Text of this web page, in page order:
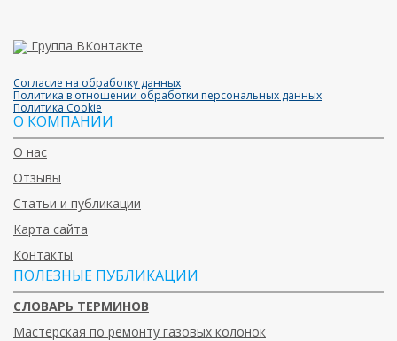
Группа ВКонтакте
Согласие на обработку данных
Политика в отношении обработки персональных данных
Политика Cookie
О КОМПАНИИ
О нас
Отзывы
Статьи и публикации
Карта сайта
Контакты
ПОЛЕЗНЫЕ ПУБЛИКАЦИИ
СЛОВАРЬ ТЕРМИНОВ
Мастерская по ремонту газовых колонок